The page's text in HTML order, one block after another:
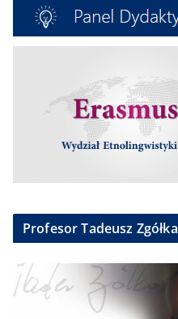
Profesor Tadeusz Zgółka